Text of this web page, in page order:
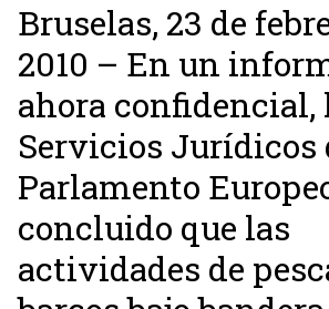
Bruselas, 23 de
2010 – En un
ahora confidencial,
Servicios Jurídicos
Parlamento
concluido que las
actividades de